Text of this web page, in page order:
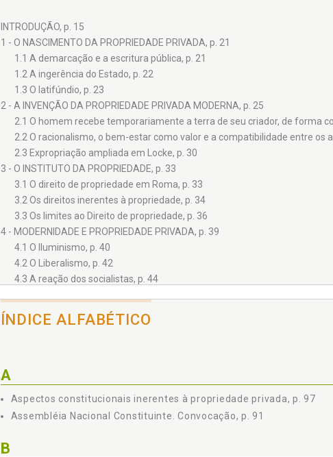
INTRODUÇÃO, p. 15
1 - O NASCIMENTO DA PROPRIEDADE PRIVADA, p. 21
1.1 A demarcação e a escritura pública, p. 21
1.2 A ingerência do Estado, p. 22
1.3 O latifúndio, p. 23
2 - A INVENÇÃO DA PROPRIEDADE PRIVADA MODERNA, p. 25
2.1 O homem recebe temporariamente a terra de seu criador, de forma
2.2 O racionalismo, o bem-estar como valor e a compatibilidade entre os
2.3 Expropriação ampliada em Locke, p. 30
3 - O INSTITUTO DA PROPRIEDADE, p. 33
3.1 O direito de propriedade em Roma, p. 33
3.2 Os direitos inerentes à propriedade, p. 34
3.3 Os limites ao Direito de propriedade, p. 36
4 - MODERNIDADE E PROPRIEDADE PRIVADA, p. 39
4.1 O Iluminismo, p. 40
4.2 O Liberalismo, p. 42
4.3 A reação dos socialistas, p. 44
5.1 A rerum novarum, p. 56
5.2 A Teoria da Justiça e o Construtivismo, p. 61
6.3 O toque de recolher, p. 93
7 - ASPECTOS CONSTITUCIONAIS INERENTES À PROPRIEDADE PRIVADA, p.
ÍNDICE ALFABÉTICO
A
Aspectos constitucionais inerentes à propriedade privada, p. 97
Assembléia Nacional Constituinte. Convocação, p. 91
B